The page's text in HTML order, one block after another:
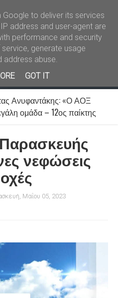
Kral News
Ανυφαντάκης: «Ο ΑΟΞ
ομάδα – 12ος παίκτης
νεφώσεις
Μαΐου 05, 2023
to deliver its services
address and user-agent are
performance and security
generate usage
address abuse.
GOT IT